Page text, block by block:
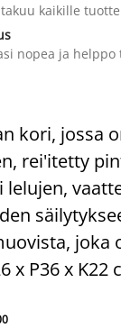
kaikille
nopea ja helppo
kori, jossa
rei'itetty
lelujen,
joka
x P36 x K22